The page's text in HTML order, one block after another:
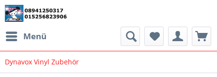
Menü
Dynavox Vinyl Zubehör